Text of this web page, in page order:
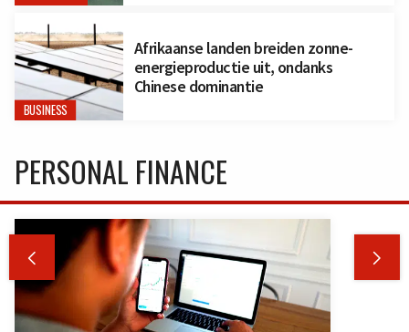
BUSINESS
Afrikaanse landen breiden zonne-
energieproductie uit, ondanks
Chinese dominantie
PERSONAL FINANCE
 